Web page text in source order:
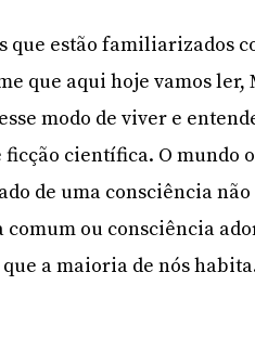
que estão familiarizados
que aqui hoje vamos
modo de viver e
científica. O mundo
de uma consciência
comum ou consciência
a maioria de nós